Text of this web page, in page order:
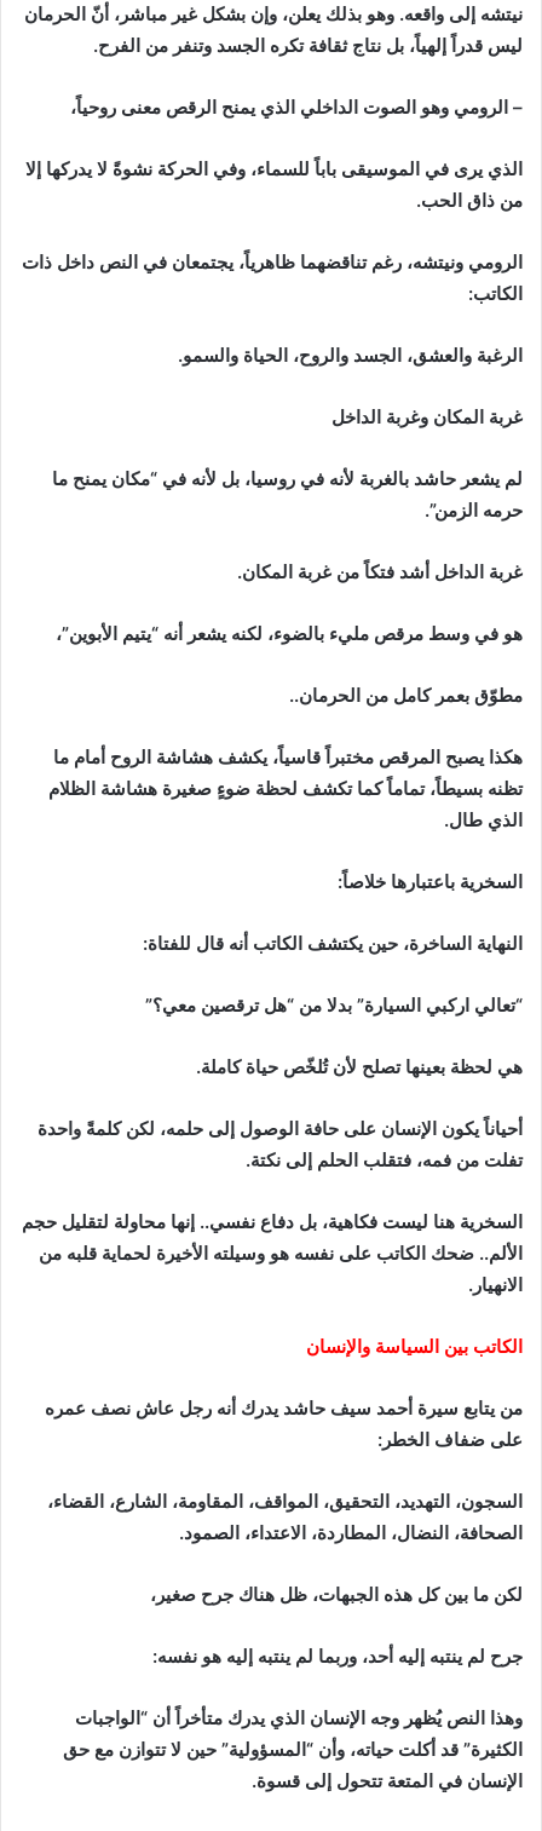
نيتشه إلى واقعه. وهو بذلك يعلن، وإن بشكل غير مباشر، أنّ الحرمان
ليس قدراً إلهياً، بل نتاج ثقافة تكره الجسد وتنفر من الفرح.
– الرومي وهو الصوت الداخلي الذي يمنح الرقص معنى روحياً،
الذي يرى في الموسيقى باباً للسماء، وفي الحركة نشوةً لا يدركها إلا
من ذاق الحب.
الرومي ونيتشه، رغم تناقضهما ظاهرياً، يجتمعان في النص داخل ذات
الكاتب:
الرغبة والعشق، الجسد والروح، الحياة والسمو.
غربة المكان وغربة الداخل
لم يشعر حاشد بالغربة لأنه في روسيا، بل لأنه في “مكان يمنح ما
حرمه الزمن”.
غربة الداخل أشد فتكاً من غربة المكان.
هو في وسط مرقص مليء بالضوء، لكنه يشعر أنه “يتيم الأبوين”،
مطوّق بعمر كامل من الحرمان..
هكذا يصبح المرقص مختبراً قاسياً، يكشف هشاشة الروح أمام ما
تظنه بسيطاً، تماماً كما تكشف لحظة ضوءٍ صغيرة هشاشة الظلام
الذي طال.
السخرية باعتبارها خلاصاً:
النهاية الساخرة، حين يكتشف الكاتب أنه قال للفتاة:
“تعالي اركبي السيارة” بدلا من “هل ترقصين معي؟”
هي لحظة بعينها تصلح لأن تُلخّص حياة كاملة.
أحياناً يكون الإنسان على حافة الوصول إلى حلمه، لكن كلمةً واحدة
تفلت من فمه، فتقلب الحلم إلى نكتة.
السخرية هنا ليست فكاهية، بل دفاع نفسي.. إنها محاولة لتقليل حجم
الألم.. ضحك الكاتب على نفسه هو وسيلته الأخيرة لحماية قلبه من
الانهيار.
الكاتب بين السياسة والإنسان
من يتابع سيرة أحمد سيف حاشد يدرك أنه رجل عاش نصف عمره
على ضفاف الخطر:
السجون، التهديد، التحقيق، المواقف، المقاومة، الشارع، القضاء،
الصحافة، النضال، المطاردة، الاعتداء، الصمود.
لكن ما بين كل هذه الجبهات، ظل هناك جرح صغير،
جرح لم ينتبه إليه أحد، وربما لم ينتبه إليه هو نفسه:
وهذا النص يُظهر وجه الإنسان الذي يدرك متأخراً أن “الواجبات
الكثيرة” قد أكلت حياته، وأن “المسؤولية” حين لا تتوازن مع حق
الإنسان في المتعة تتحول إلى قسوة.